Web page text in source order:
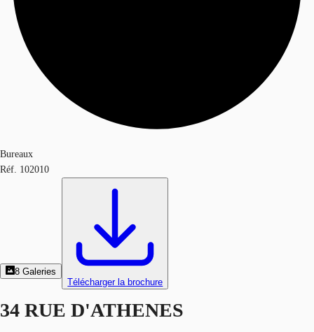
Bureaux
Réf. 102010
8 Galeries
Télécharger la brochure
34 RUE D'ATHENES